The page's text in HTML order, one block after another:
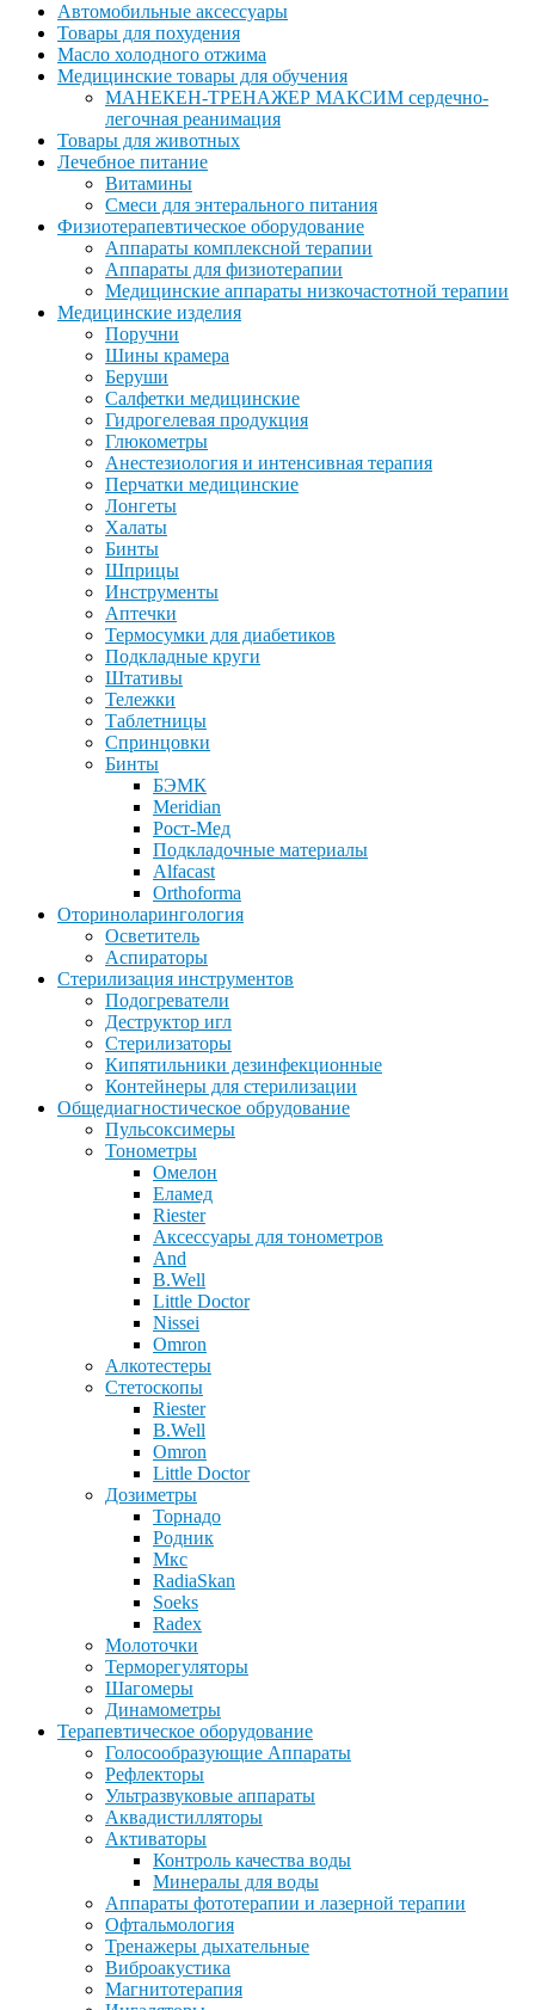
Автомобильные аксессуары
Товары для похудения
Масло холодного отжима
Медицинские товары для обучения
МАНЕКЕН-ТРЕНАЖЕР МАКСИМ сердечно-
легочная реанимация
Товары для животных
Лечебное питание
Витамины
Смеси для энтерального питания
Физиотерапевтическое оборудование
Аппараты комплексной терапии
Аппараты для физиотерапии
Медицинские аппараты низкочастотной терапии
Медицинские изделия
Поручни
Шины крамера
Беруши
Салфетки медицинские
Гидрогелевая продукция
Глюкометры
Анестезиология и интенсивная терапия
Перчатки медицинские
Лонгеты
Халаты
Бинты
Шприцы
Инструменты
Аптечки
Термосумки для диабетиков
Подкладные круги
Штативы
Тележки
Таблетницы
Спринцовки
Бинты
БЭМК
Meridian
Рост-Мед
Подкладочные материалы
Alfacast
Orthoforma
Оториноларингология
Осветитель
Аспираторы
Стерилизация инструментов
Подогреватели
Деструктор игл
Стерилизаторы
Кипятильники дезинфекционные
Контейнеры для стерилизации
Общедиагностическое обрудование
Пульсоксимеры
Тонометры
Омелон
Еламед
Riester
Аксессуары для тонометров
And
B.Well
Little Doctor
Nissei
Omron
Алкотестеры
Стетоскопы
Riester
B.Well
Omron
Little Doctor
Дозиметры
Торнадо
Родник
Мкс
RadiaSkan
Soeks
Radex
Молоточки
Терморегуляторы
Шагомеры
Динамометры
Терапевтическое оборудование
Голосообразующие Аппараты
Рефлекторы
Ультразвуковые аппараты
Аквадистилляторы
Активаторы
Контроль качества воды
Минералы для воды
Аппараты фототерапии и лазерной терапии
Офтальмология
Тренажеры дыхательные
Виброакустика
Магнитотерапия